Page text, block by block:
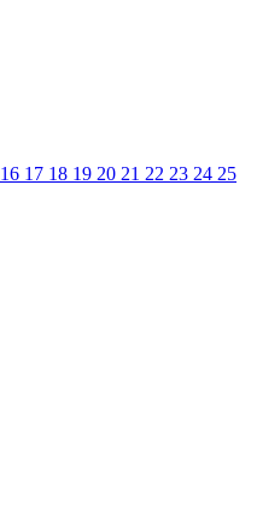
16 17 18 19 20 21 22 23 24 25